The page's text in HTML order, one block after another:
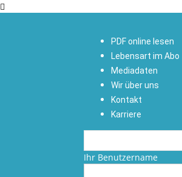
PDF online lesen
Lebensart im Abo
Mediadaten
Wir über uns
Kontakt
Karriere
Ihr Benutzername